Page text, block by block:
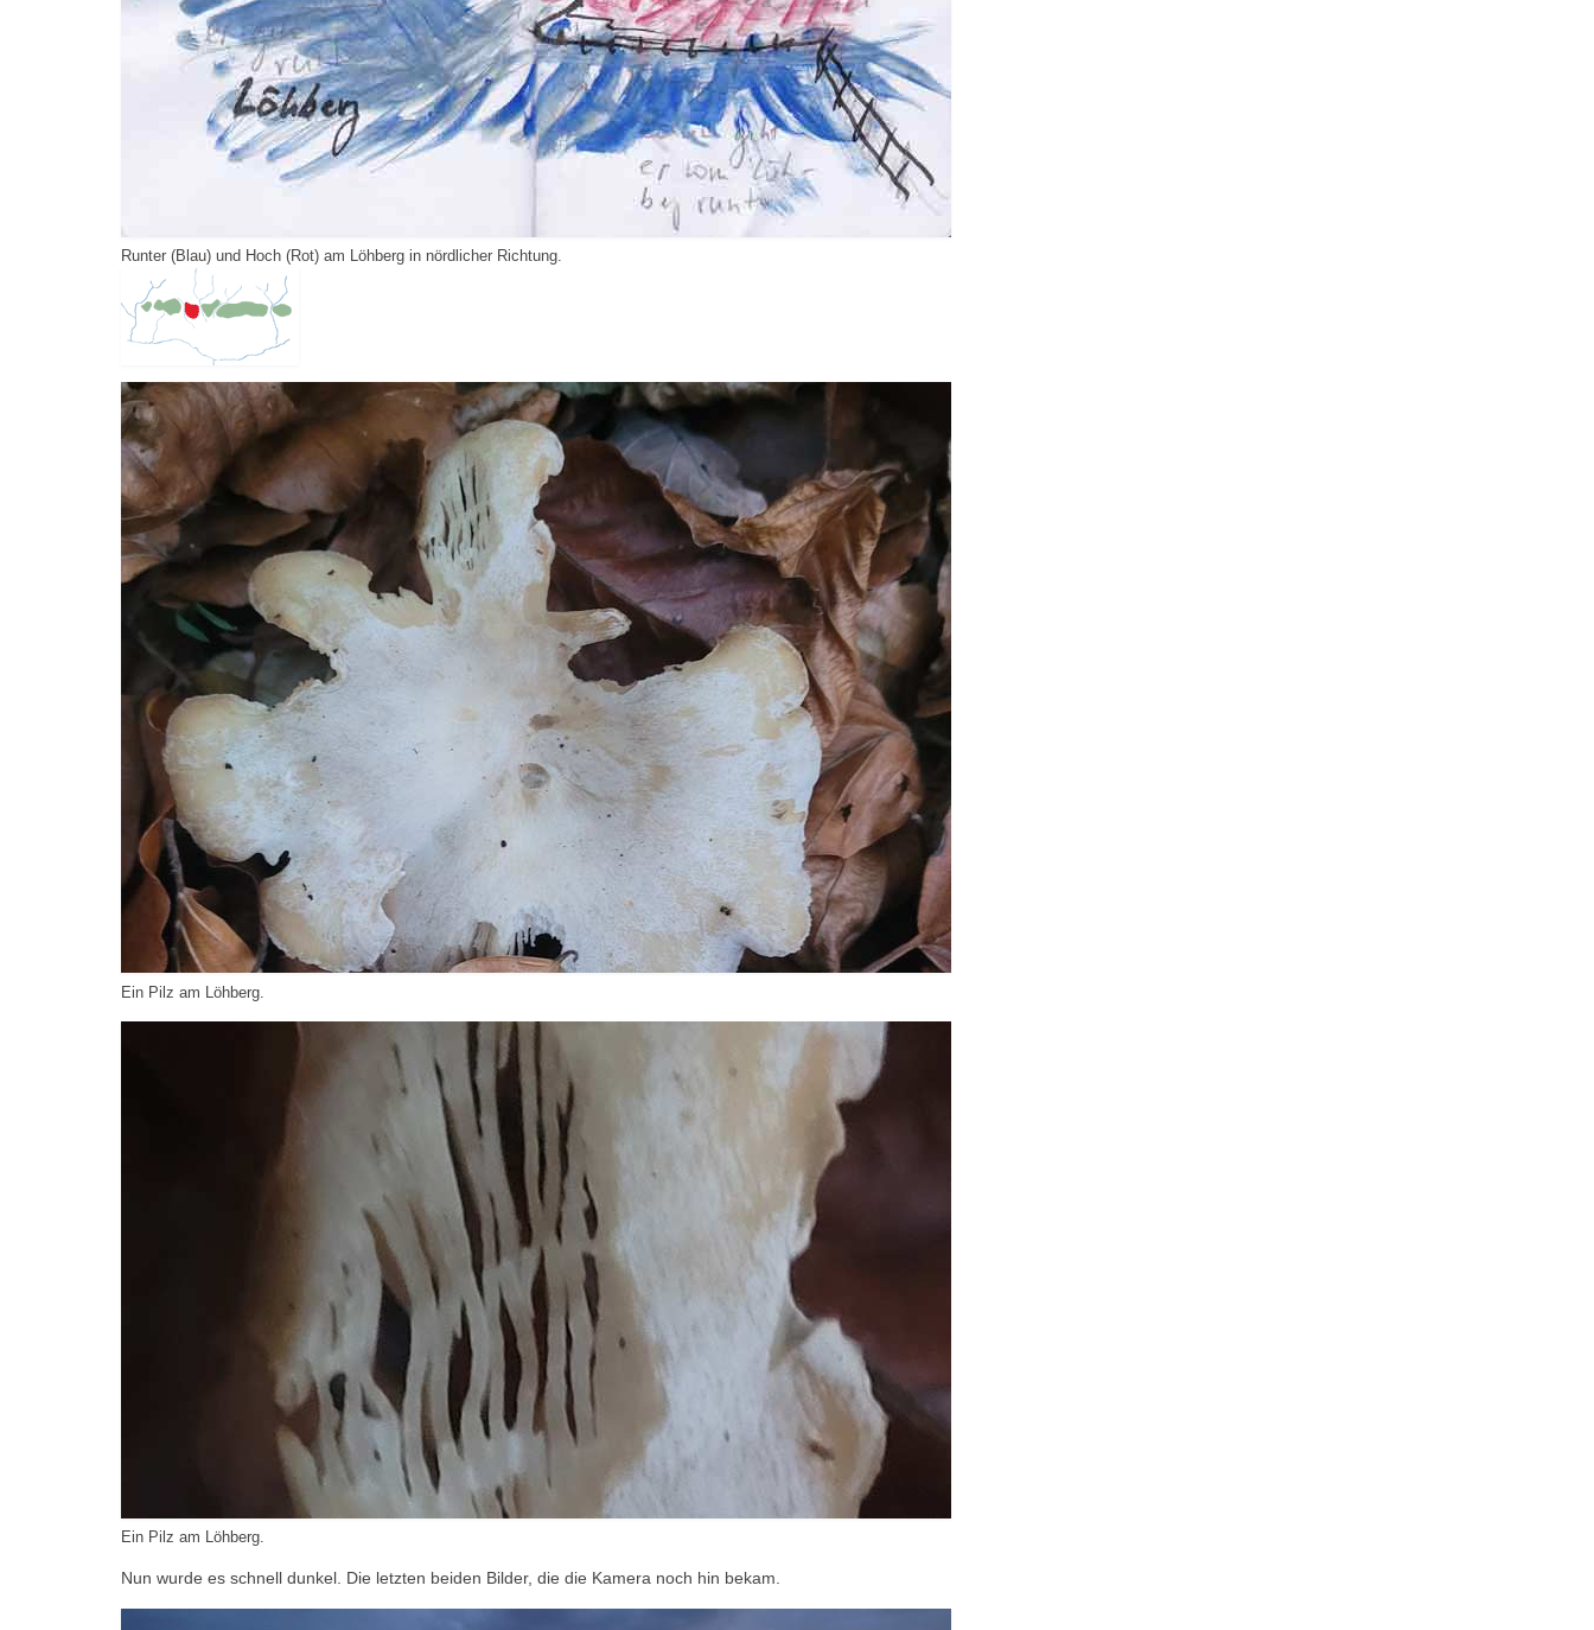
Runter (Blau) und Hoch (Rot) am Löhberg in nördlicher Richtung.
Ein Pilz am Löhberg.
Ein Pilz am Löhberg.
Nun wurde es schnell dunkel. Die letzten beiden Bilder, die die Kamera noch hin bekam.